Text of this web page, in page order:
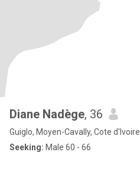
Diane Nadège, 36
Guiglo, Moyen-Cavally, Cote d'Ivoire
Seeking: Male 60 - 66